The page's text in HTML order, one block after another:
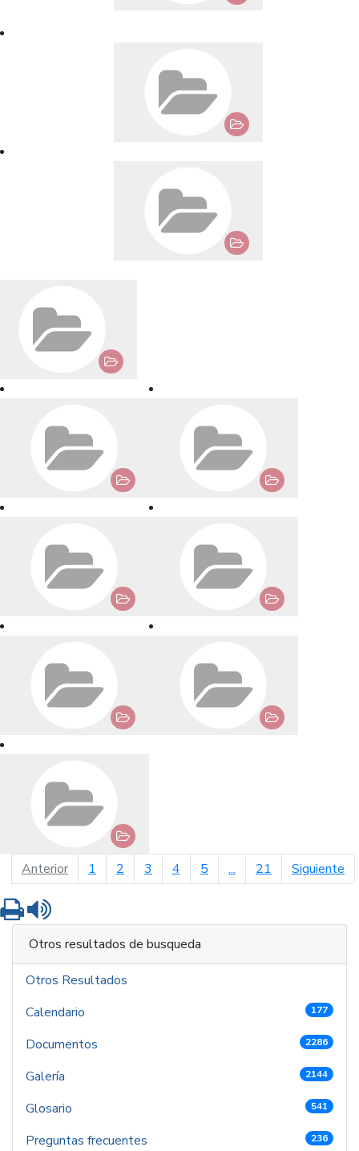
Anteriorpágina anterior
1 2 3 4 5 ... 21 Siguiente
Imprimir
Otros resultados de busqueda
Otros Resultados
Calendario
177
Documentos 2286
Galería 2144
Glosario 541
Preguntas frecuentes 236